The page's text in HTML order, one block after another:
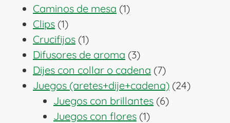
productos
Caminos de mesa 11
Clips 11
producto
Crucifijos 11
producto
Difusores de aroma 33
productos
Dijes con collar o cadena 77
productos
Juegos (aretes+dije+cadena) 2424
Juegos con brillantes 66
Juegos con flores 11